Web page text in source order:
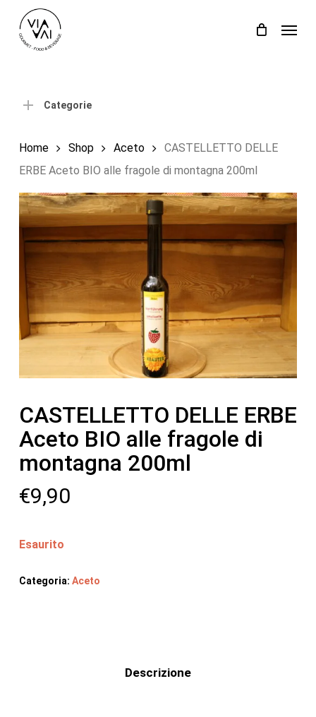
Carrello Close
Categorie
Home Shop Aceto
CASTELLETTO DELLE
ERBE Aceto BIO alle fragole di montagna 200ml
CASTELLETTO DELLE ERBE
Aceto BIO alle fragole di
montagna 200ml
€9,90
Esaurito
Categoria: Aceto
Descrizione